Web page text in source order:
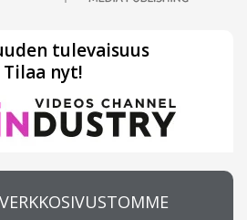
tulevaisuus
Tilaa nyt!